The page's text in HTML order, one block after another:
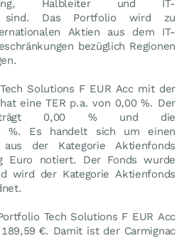
Halbleiter und IT-
sind. Das Portfolio wird zu
Aktien aus dem IT-
bezüglich Regionen
Solutions F EUR Acc mit der
eine TER p.a. von 0,00 %. Der
beträgt 0,00 % und die
%. Es handelt sich um einen
aus der Kategorie Aktienfonds
Euro notiert. Der Fonds wurde
wird der Kategorie Aktienfonds
Tech Solutions F EUR Acc
€. Damit ist der Carmignac